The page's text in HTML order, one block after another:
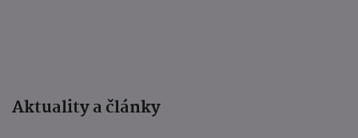
Aktuality a články